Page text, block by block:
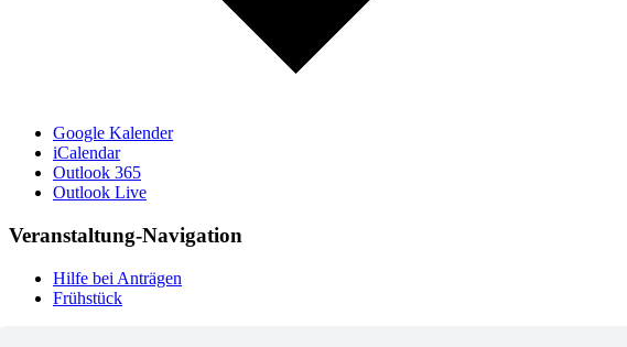
Google Kalender
iCalendar
Outlook 365
Outlook Live
Veranstaltung-Navigation
Hilfe bei Anträgen
Frühstück